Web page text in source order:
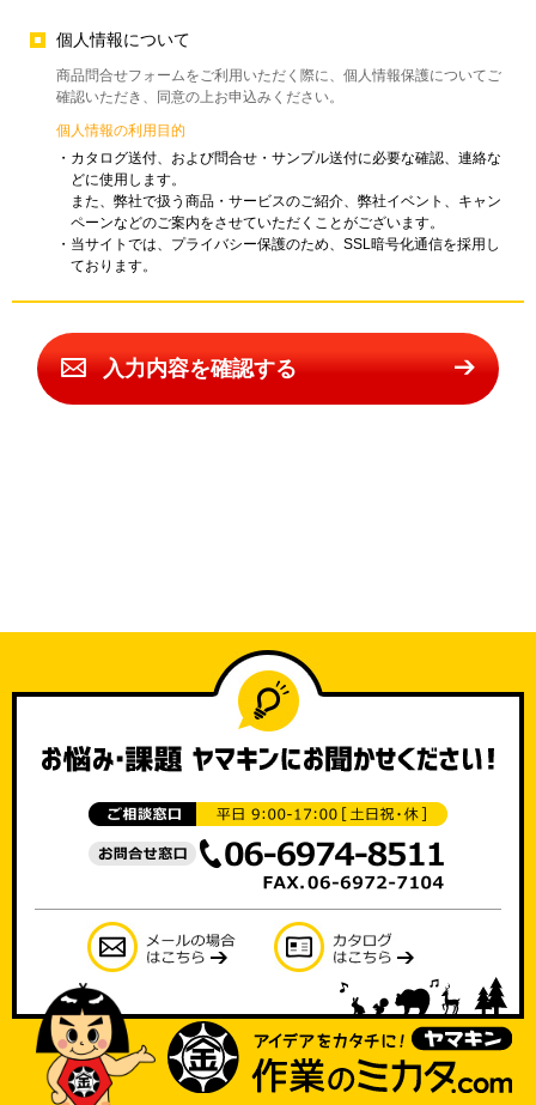
個人情報について
商品問合せフォームをご利用いただく際に、個人情報保護についてご
確認いただき、同意の上お申込みください。
個人情報の利用目的
・カタログ送付、および問合せ・サンプル送付に必要な確認、連絡な
どに使用します。
また、弊社で扱う商品・サービスのご紹介、弊社イベント、キャン
ペーンなどのご案内をさせていただくことがございます。
・当サイトでは、プライバシー保護のため、SSL暗号化通信を採用し
ております。